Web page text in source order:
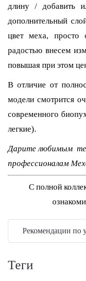
длину / добавить
дополнительный
цвет меха,
радостью внесем
повышая при этом
В отличие от
модели смотрится
современного
легкие).
Дарите любимым
профессионалам
С полной
Рекомендации по
теги